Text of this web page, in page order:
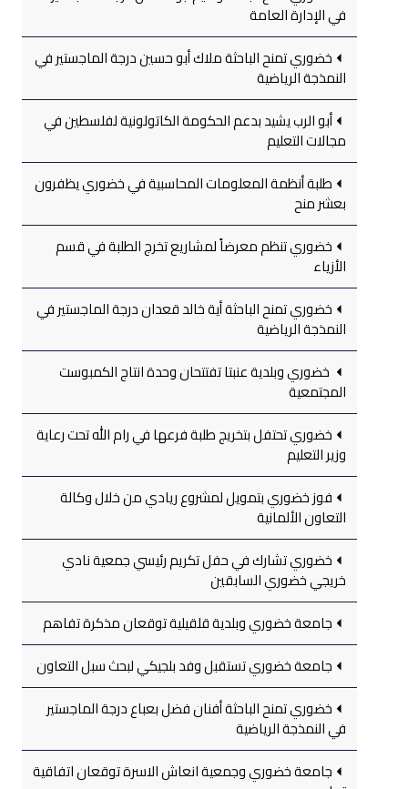
في الإدارة العامة
خضوري تمنح الباحثة ملاك أبو حسين درجة الماجستير في
النمذجة الرياضية
أبو الرب يشيد بدعم الحكومة الكاتولونية لفلسطين في
مجالات التعليم
طلبة أنظمة المعلومات المحاسبية في خضوري يظفرون
بعشر منح
خضوري تنظم معرضاً لمشاريع تخرج الطلبة في قسم
الأزياء
خضوري تمنح الباحثة أية خالد قعدان درجة الماجستير في
النمذجة الرياضية
خضوري وبلدية عنبتا تفتتحان وحدة انتاج الكمبوست
المجتمعية
خضوري تحتفل بتخريج طلبة فرعها في رام الله تحت رعاية
وزير التعليم
فوز خضوري بتمويل لمشروع ريادي من خلال وكالة
التعاون الألمانية
خضوري تشارك في حفل تكريم رئيسي جمعية نادي
خريجي خضوري السابقين
جامعة خضوري وبلدية قلقيلية توقعان مذكرة تفاهم
جامعة خضوري تستقبل وفد بلجيكي لبحث سبل التعاون
خضوري تمنح الباحثة أفنان فضل بعباع درجة الماجستير
في النمذجة الرياضية
جامعة خضوري وجمعية انعاش الاسرة توقعان اتفاقية